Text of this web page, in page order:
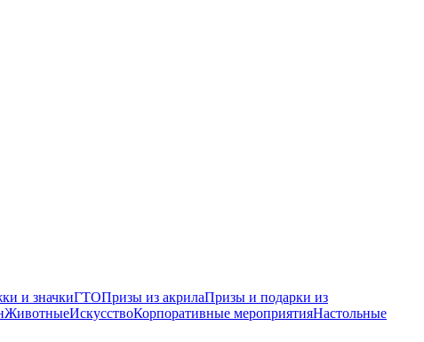
и значкиГТОПризы из акрилаПризы и подарки из
ЖивотныеИскусствоКорпоративные мероприятияНастольные